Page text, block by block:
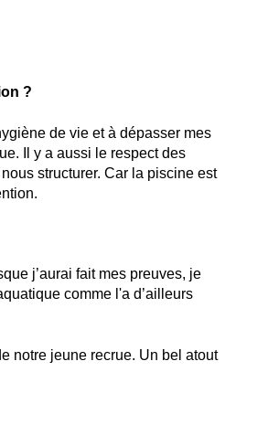
?
de vie et à dépasser mes
Il y a aussi le respect des
structurer. Car la piscine est
j’aurai fait mes preuves, je
comme l'a d’ailleurs
notre jeune recrue. Un bel atout